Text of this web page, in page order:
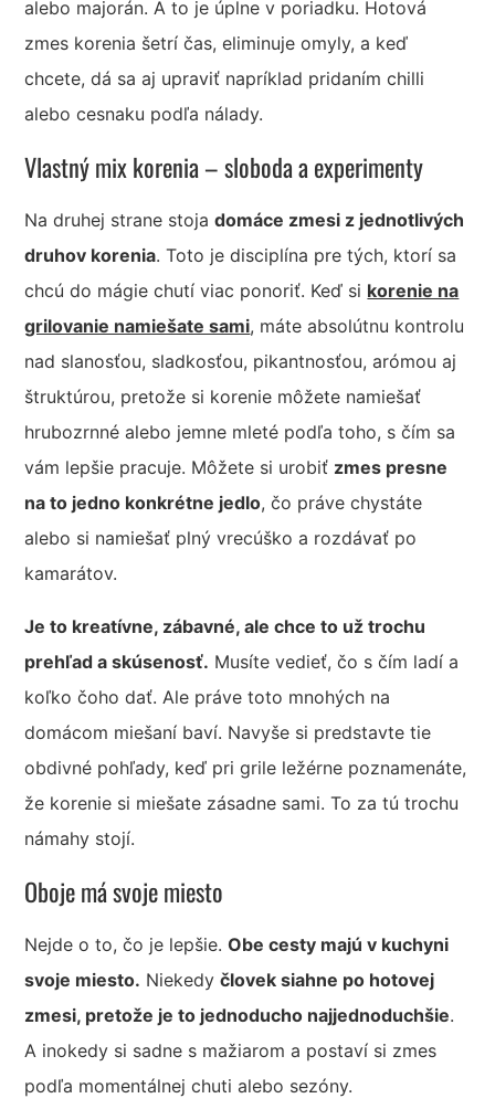
alebo majorán. A to je úplne v poriadku. Hotová
zmes korenia šetrí čas, eliminuje omyly, a keď
chcete, dá sa aj upraviť napríklad pridaním chilli
alebo cesnaku podľa nálady.
Vlastný mix korenia – sloboda a experimenty
Na druhej strane stojadomáce zmesi z jednotlivých
druhov korenia. Toto je disciplína pre tých, ktorí sa
chcú do mágie chutí viac ponoriť. Keď si korenie na
grilovanie namiešate sami, máte absolútnu kontrolu
nad slanosťou, sladkosťou, pikantnosťou, arómou aj
štruktúrou, pretože si korenie môžete namiešať
hrubozrnné alebo jemne mleté podľa toho, s čím sa
vám lepšie pracuje. Môžete si urobiť zmes presne
na to jedno konkrétne jedlo, čo práve chystáte
alebo si namiešať plný vrecúško a rozdávať po
kamarátov.
Je to kreatívne, zábavné, ale chce to už trochu
prehľad a skúsenosť. Musíte vedieť, čo s čím ladí a
koľko čoho dať. Ale práve toto mnohých na
domácom miešaní baví. Navyše si predstavte tie
obdivné pohľady, keď pri grile ležérne poznamenáte,
že korenie si miešate zásadne sami. To za tú trochu
námahy stojí.
Oboje má svoje miesto
Nejde o to, čo je lepšie.Obe cesty majú v kuchyni
svoje miesto. Niekedyčlovek siahne po hotovej
zmesi, pretože je to jednoducho najjednoduchšie.
A inokedy si sadne s mažiarom a postaví si zmes
podľa momentálnej chuti alebo sezóny.